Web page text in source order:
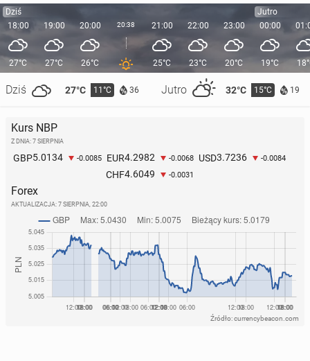
Dziś
18:00
27°C
Dziś 27°C 11°C 36 Jutro 32°C 15°C 19
19:00
27°C
20:00
26°C
20:38 21:00
25°C
22:00
23°C
23:00
20°C
Jutro
00:00
19°C
Kurs NBP
Z DNIA: 7 SIERPNIA
GBP5.0134 -0.0085 EUR4.2982 -0.0068 USD3.7236 -0.0084
CHF4.6049 -0.0031
Forex
AKTUALIZACJA: 7 SIERPNIA, 22:00
Źródło: currencybeacon.com